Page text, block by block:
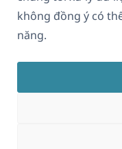
không đồng ý có
năng.